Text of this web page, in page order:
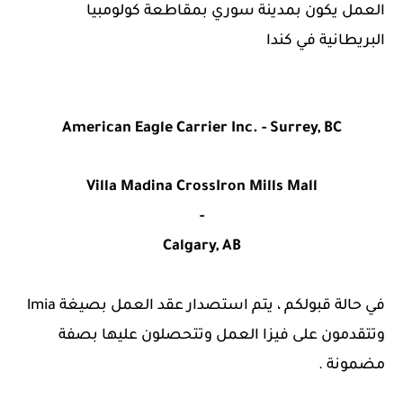
العمل يكون بمدينة سوري بمقاطعة كولومبيا
البريطانية في كندا
American Eagle Carrier Inc. - Surrey, BC
Villa Madina CrossIron Mills Mall
-
Calgary, AB
في حالة قبولكم ، يتم استصدار عقد العمل بصيغة lmia
وتتقدمون على فيزا العمل وتتحصلون عليها بصفة
مضمونة .